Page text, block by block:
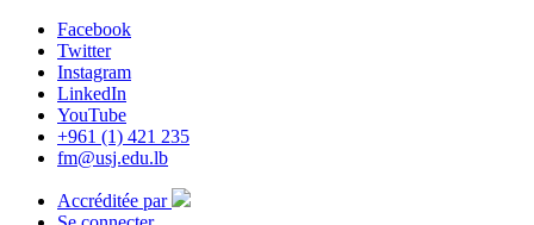
Facebook
Twitter
Instagram
LinkedIn
YouTube
+961 (1) 421 235
fm@usj.edu.lb
Accréditée par